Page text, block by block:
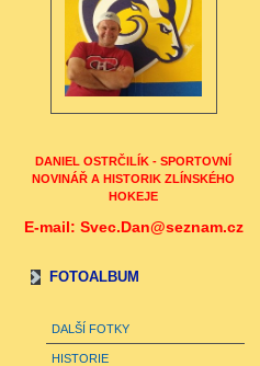
DANIEL OSTRČILÍK - SPORTOVNÍ
NOVINÁŘ A HISTORIK ZLÍNSKÉHO
HOKEJE
E-mail: Svec.Dan@seznam.cz
FOTOALBUM
DALŠÍ FOTKY
HISTORIE